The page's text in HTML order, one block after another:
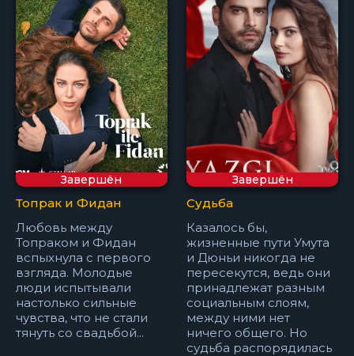
Завершён
Топрак и Фидан
Любовь между
Топраком и Фидан
вспыхнула с первого
взгляда. Молодые
люди испытывали
настолько сильные
чувства, что не стали
тянуть со свадьбой...
Завершён
Судьба
Казалось бы,
жизненные пути Умута
и Дюньи никогда не
пересекутся, ведь они
принадлежат разным
социальным слоям,
между ними нет
ничего общего. Но
судьба распорядилась